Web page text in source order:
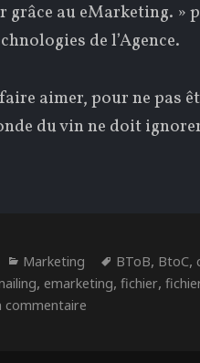
au eMarketing. »
de l’Agence.
aimer, pour ne pas
du vin ne doit
Catégories
Marketing Étiquettes
BToB, BtoC,
,emarketing,fichier,
commentaire